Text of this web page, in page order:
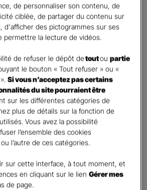
assurances ?*
Last
de personnaliser son contenu, de
ciblée, de partager du contenu sur
d'afficher des pictogrammes sur ses
permettre la lecture de vidéos.
de refuser le dépôt detoutoupartie
le bouton « Tout refuser » ou «
».Si vous n’acceptez pas certains
du site pourraient être
sur les différentes catégories de
plus de détails sur la fonction de
Vous avez la possibilité
l’ensemble des cookies
l’autre de ces catégories.
sur cette interface, à tout moment, et
en cliquant sur le lienGérer mes
de page.